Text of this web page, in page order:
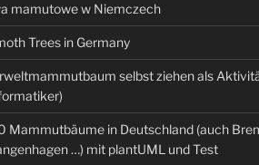
mamutowe w Niemczech
Trees in Germany
selbst ziehen als
Mammutbäume in Deutschland (auch
…) mit plantUML und Test